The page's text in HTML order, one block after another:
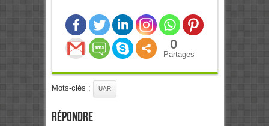
0
Partages
Mots-clés : UAR
Répondre